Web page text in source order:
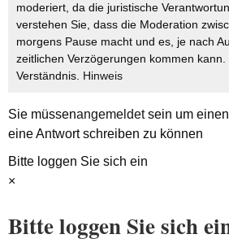
moderiert, da die juristische
verstehen Sie, dass die Moderation
morgens Pause macht und es, je nach
zeitlichen Verzögerungen kommen
Verständnis. Hinweis
Sie müssenangemeldetsein um
eine Antwort schreiben zu können
Bitte loggen Sie sich ein
×
Bitte loggen Sie sich